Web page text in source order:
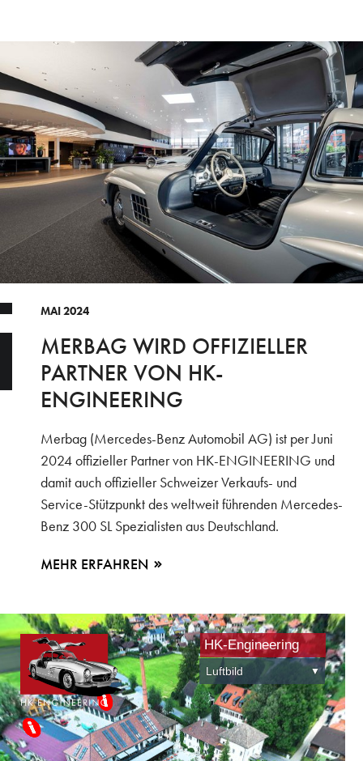
MAI 2024
MERBAG WIRD OFFIZIELLER
PARTNER VON HK-
ENGINEERING
Merbag (Mercedes-Benz Automobil AG) ist per Juni
2024 offizieller Partner von HK-ENGINEERING und
damit auch offizieller Schweizer Verkaufs- und
Service-Stützpunkt des weltweit führenden Mercedes-
Benz 300 SL Spezialisten aus Deutschland.
MEHR ERFAHREN